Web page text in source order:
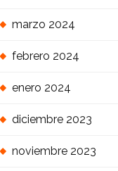
marzo 2024
febrero 2024
enero 2024
diciembre 2023
noviembre 2023